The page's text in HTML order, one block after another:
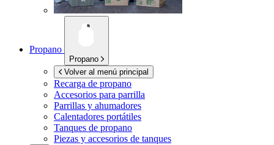
Propano
Propano
Volver al menú principal
Recarga de propano
Accesorios para parrilla
Parrillas y ahumadores
Calentadores portátiles
Tanques de propano
Piezas y accesorios de tanques